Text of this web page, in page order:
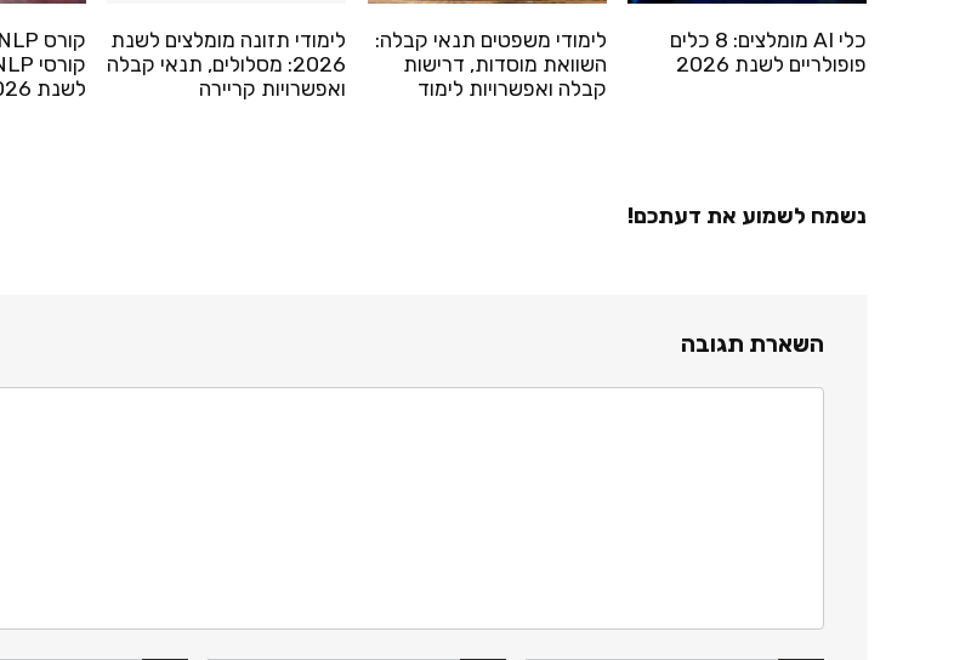
כלי AI מומלצים: 8 כלים
פופולריים לשנת 2026
לימודי משפטים תנאי קבלה:
השוואת מוסדות, דרישות
קבלה ואפשרויות לימוד
לימודי תזונה מומלצים לשנת
2026: מסלולים, תנאי קבלה
ואפשרויות קריירה
לשנת 2026
נשמח לשמוע את דעתכם!
השארת תגובה